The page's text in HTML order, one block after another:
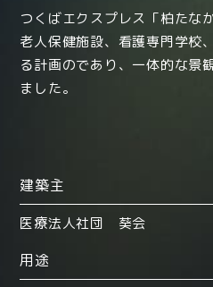
つくばエクスプレス「柏たな
老人保健施設、看護専門学校
る計画のであり、一体的な景
ました。
建築主
医療法人社団 葵会
用途